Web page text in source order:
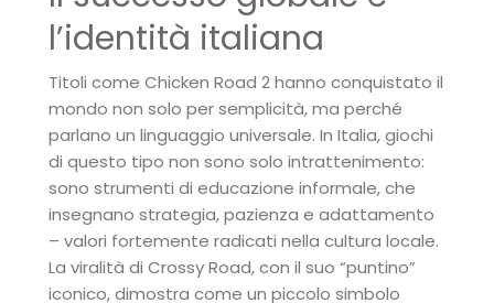
l’identità italiana
Titoli come Chicken Road 2 hanno conquistato il
mondo non solo per semplicità, ma perché
parlano un linguaggio universale. In Italia, giochi
di questo tipo non sono solo intrattenimento:
sono strumenti di educazione informale, che
insegnano strategia, pazienza e adattamento
– valori fortemente radicati nella cultura locale.
La viralità di Crossy Road, con il suo “puntino”
iconico, dimostra come un piccolo simbolo